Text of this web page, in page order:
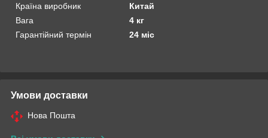
Країна виробник
Китай
Вага
4 кг
Гарантійний термін
24 міс
Умови доставки
Нова Пошта